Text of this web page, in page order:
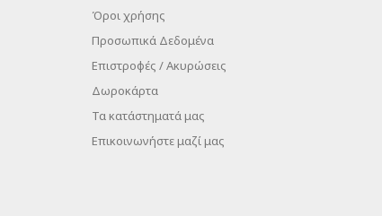
Όροι χρήσης
Προσωπικά Δεδομένα
Επιστροφές / Ακυρώσεις
Δωροκάρτα
Τα κατάστηματά μας
Επικοινωνήστε μαζί μας